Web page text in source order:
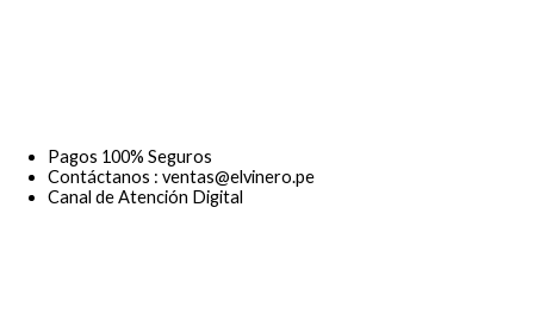
Pagos 100% Seguros
Contáctanos : ventas@elvinero.pe
Canal de Atención Digital